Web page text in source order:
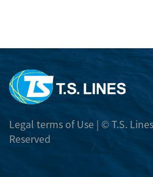
Port To Port
航路マップ
Trans-Pacific and
輸出諸チャージ
本船 EXCHANGE
Telex Release
Free Days Inquiry
DEM/DET Inquiry
輸入諸チャージ
フリータイム
DEM/DET レート
本船 EXCHANGE
E-コマース
BOOKING RELEASE
E BOOKING
E BOOKING マニュ
Carbon Emission
各種フォーマット
フォーマットダウン
危険品情報
危険品の取扱いにつ
DG PROHIBITED
Legal terms of Use | © T.S.
Reserved